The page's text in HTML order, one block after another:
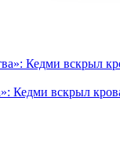
Кедми вскрыл